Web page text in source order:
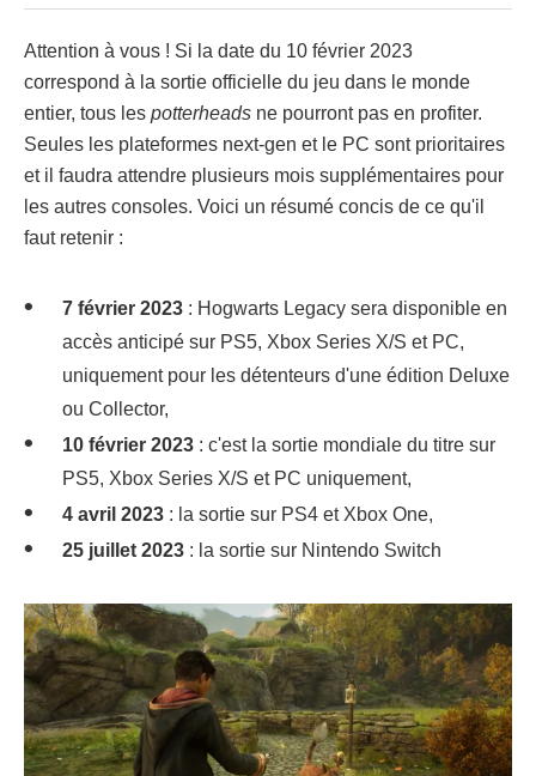
Attention à vous ! Si la date du 10 février 2023
correspond à la sortie officielle du jeu dans le monde
entier, tous les potterheads ne pourront pas en profiter.
Seules les plateformes next-gen et le PC sont prioritaires
et il faudra attendre plusieurs mois supplémentaires pour
les autres consoles. Voici un résumé concis de ce qu'il
faut retenir :
7 février 2023 : Hogwarts Legacy sera disponible en
accès anticipé sur PS5, Xbox Series X/S et PC,
uniquement pour les détenteurs d'une édition Deluxe
ou Collector,
10 février 2023 : c'est la sortie mondiale du titre sur
PS5, Xbox Series X/S et PC uniquement,
4 avril 2023 : la sortie sur PS4 et Xbox One,
25 juillet 2023 : la sortie sur Nintendo Switch